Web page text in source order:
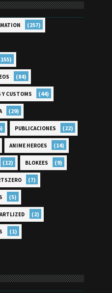
(257)
(84)
Y CUSTOMS (44)
(29)
PUBLICACIONES (22)
ANIME HEROES (14)
(12) BLOKEES (9)
(7)
(5)
ARTLIZED (2)
(1)